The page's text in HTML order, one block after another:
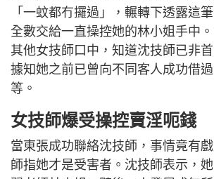
「一蚊都冇攞過」，輾轉下透露這
全數交給一直操控她的林小姐手中
其他女技師口中，知道沈技師已非
據知她之前已曾向不同客人成功借
等。
女技師爆受操控賣淫呃錢
當東張成功聯絡沈技師，事情竟有
師指她才是受害者。沈技師表示，